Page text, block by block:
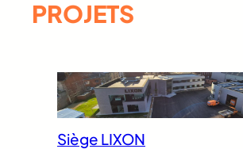
PROJETS
Siège LIXON